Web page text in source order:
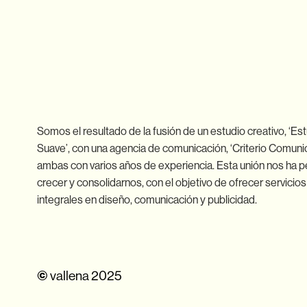
Somos el resultado de la fusión de un estudio creativo,
Suave’, con una agencia de comunicación, ‘Criterio
ambas con varios años de experiencia. Esta unión nos ha
crecer y consolidarnos, con el objetivo de ofrecer servicios
integrales en diseño, comunicación y publicidad.
©vallena 2025